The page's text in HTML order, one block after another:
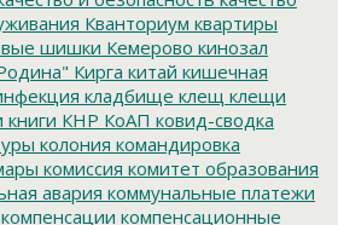
Кванториум квартиры
шишки Кемерово кинозал
Кирга китай кишечная
кладбище клещ клещи
книги КНР КоАП ковид-сводка
колония командировка
комиссия комитет образования
авария коммунальные платежи
компенсации компенсационные